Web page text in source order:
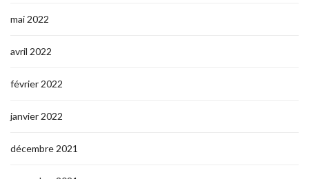
mai 2022
avril 2022
février 2022
janvier 2022
décembre 2021